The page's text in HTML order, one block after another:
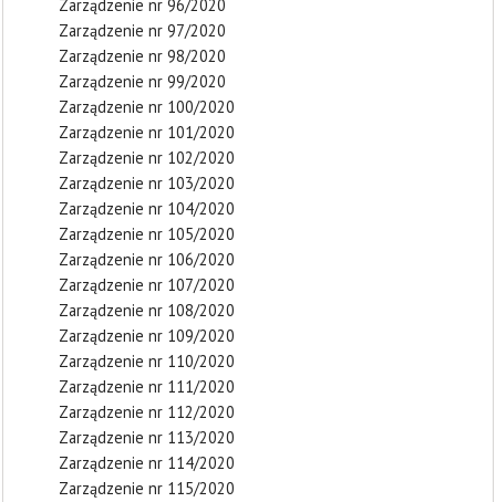
Zarządzenie nr 96/2020
Zarządzenie nr 97/2020
Zarządzenie nr 98/2020
Zarządzenie nr 99/2020
Zarządzenie nr 100/2020
Zarządzenie nr 101/2020
Zarządzenie nr 102/2020
Zarządzenie nr 103/2020
Zarządzenie nr 104/2020
Zarządzenie nr 105/2020
Zarządzenie nr 106/2020
Zarządzenie nr 107/2020
Zarządzenie nr 108/2020
Zarządzenie nr 109/2020
Zarządzenie nr 110/2020
Zarządzenie nr 111/2020
Zarządzenie nr 112/2020
Zarządzenie nr 113/2020
Zarządzenie nr 114/2020
Zarządzenie nr 115/2020